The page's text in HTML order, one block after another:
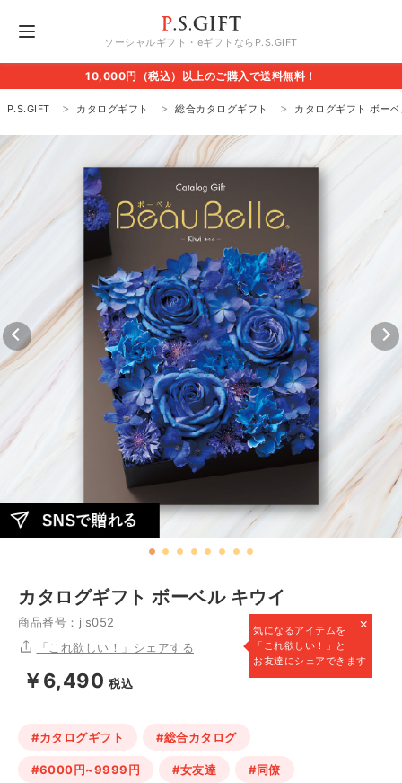
ソーシャルギフト・eギフトならP.S.GIFT
10,000円（税込）以上のご購入で送料無料！
P.S.GIFT カタログギフト 総合カタログギフト カタログギフト ボー
カタログギフト ボーベル キウイ
商品番号：jls052 ×
気になるアイテムを
「これ欲しい！」と
お友達にシェアできます
「これ欲しい！」シェアする
￥6,490 税込
#カタログギフト #総合カタログ
#6000円~9999円 #女友達 #同僚